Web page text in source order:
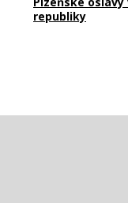
republiky